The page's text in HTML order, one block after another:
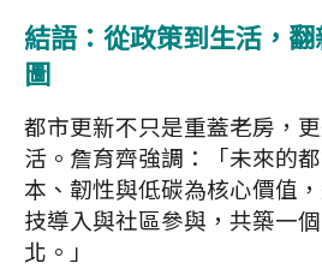
結語：從政策到生活，
圖
都市更新不只是重蓋老房，
活。詹育齊強調：「未來的
本、韌性與低碳為核心價值
技導入與社區參與，共築一
北。」